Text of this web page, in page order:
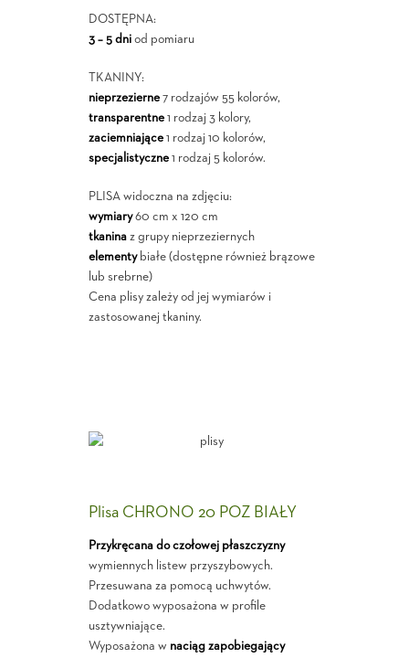
DOSTĘPNA:
3 – 5 dniod pomiaru
TKANINY:
nieprzezierne7 rodzajów 55 kolorów,
transparentne1 rodzaj 3 kolory,
zaciemniające1 rodzaj 10 kolorów,
specjalistyczne1 rodzaj 5 kolorów.
PLISA widoczna na zdjęciu:
wymiary60 cm x 120 cm
tkaninaz grupy nieprzeziernych
elementybiałe (dostępne również brązowe
lub srebrne)
Cena plisy zależy od jej wymiarów i
zastosowanej tkaniny.
Plisa CHRONO 20 POZ BIAŁY
Przykręcana do czołowej płaszczyzny
wymiennych listew przyszybowych.
Przesuwana za pomocą uchwytów.
Dodatkowo wyposażona w profile
usztywniające.
Wyposażona w naciąg zapobiegający